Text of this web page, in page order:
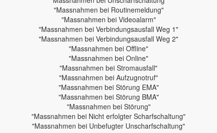
"Massnahmen bei Routinemeldung"
"Massnahmen bei Videoalarm"
"Massnahmen bei Verbindungsausfall Weg 1"
"Massnahmen bei Verbindungsausfall Weg 2"
"Massnahmen bei Offline"
"Massnahmen bei Online"
"Massnahmen bei Stromausfall"
"Massnahmen bei Aufzugnotruf"
"Massnahmen bei Störung EMA"
"Massnahmen bei Störung BMA"
"Massnahmen bei Störung"
"Massnahmen bei Nicht erfolgter Scharfschaltung"
"Massnahmen bei Unbefugter Unscharfschaltung"